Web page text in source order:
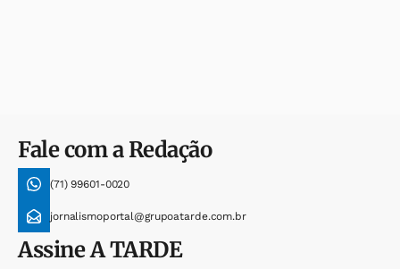
Fale com a Redação
(71) 99601-0020
jornalismoportal@grupoatarde.com.br
AssineA TARDE